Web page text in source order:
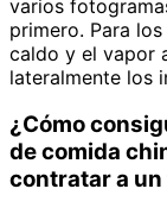
varios
primero. Para
caldo y el vapor
lateralmente los
¿Cómo
de comida
contratar a